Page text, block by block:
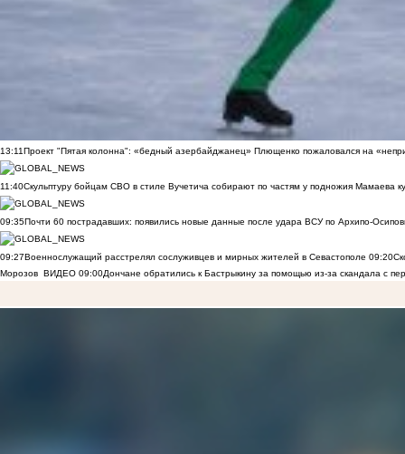
13:11Проект "Пятая колонна": «бедный азербайджанец» Плющенко пожаловался на
11:40Скульптуру бойцам СВО в стиле Вучетича собирают по частям у подножия Мамаева
09:35Почти 60 пострадавших: появились новые данные после удара ВСУ по Архипо-
09:27Военнослужащий расстрелял сослуживцев и мирных жителей в Севастополе 09:20
Морозов ВИДЕО 09:00Дончане обратились к Бастрыкину за помощью из-за скандала с